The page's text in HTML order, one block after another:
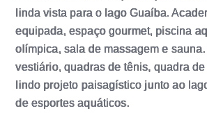
linda vista para o lago Guaíba.
equipada, espaço gourmet, piscina
olímpica, sala de massagem e
vestiário, quadras de tênis, quadra
lindo projeto paisagístico junto ao
de esportes aquáticos.